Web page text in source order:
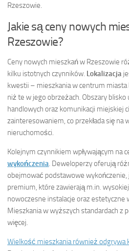
Rzeszowie.
Jakie są ceny nowych
Rzeszowie?
Ceny nowych mieszkań w Rzeszowie
kilku istotnych czynników. Lokalizacja
kwestii – mieszkania w centrum miasta
niż te w jego obrzeżach. Obszary blisko
handlowych oraz komunikacji miejskiej
zainteresowaniem, co przekłada się na
nieruchomości.
Kolejnym czynnikiem wpływającym na
wykończenia . Deweloperzy oferują
obejmować podstawowe
premium, które zawierają m.in.
nowoczesne instalacje oraz estetyczne
Mieszkania w wyższych standardach z
więcej.
Wielkość mieszkania również odgrywa